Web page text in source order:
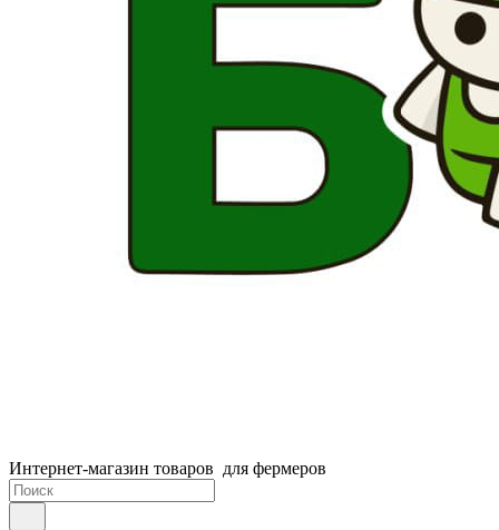
Интернет-магазин товаров для фермеров